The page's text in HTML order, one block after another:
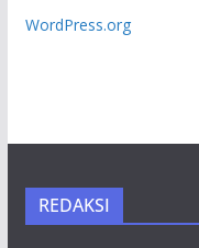
WordPress.org
REDAKSI